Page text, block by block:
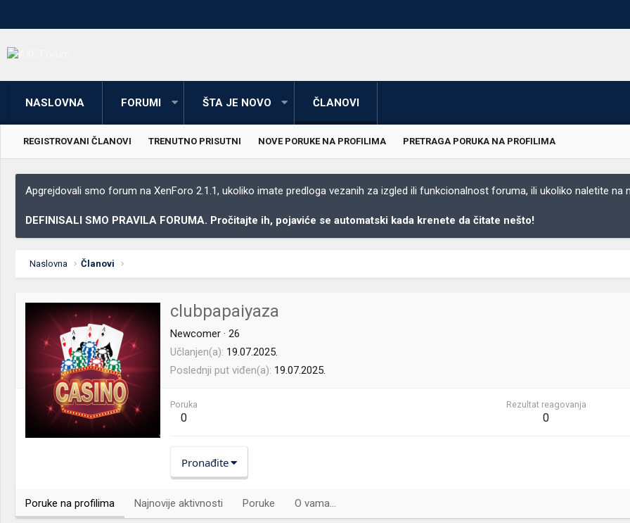
NASLOVNA FORUMI ŠTA JE NOVO ČLANOVI
REGISTROVANI ČLANOVI TRENUTNO PRISUTNI NOVE PORUKE NA PROFILIMA PRETRAGA PORUKA NA PROFILIMA
Apgrejdovali smo forum na XenForo 2.1.1, ukoliko imate predloga vezanih za izgled ili funkcionalnost foruma, ili ukoliko naletite na
DEFINISALI SMO PRAVILA FORUMA. Pročitajte ih, pojaviće se automatski kada krenete da čitate nešto!
Naslovna Članovi
clubpapaiyaza
Newcomer · 26
Učlanjen(a) 19.07.2025.
Poslednji put viđen(a) 19.07.2025.
Poruka
0
Rezultat reagovanja
0
Pronađite
Poruke na profilima Najnovije aktivnosti Poruke O vama...